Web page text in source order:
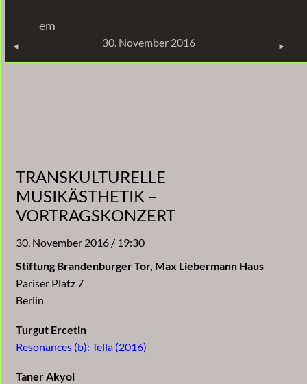
springen
em
30. November 2016
TRANSKULTURELLE
MUSIKÄSTHETIK –
VORTRAGSKONZERT
30. November 2016 / 19:30
Stiftung Brandenburger Tor, Max Liebermann Haus
Pariser Platz 7
Berlin
Turgut Ercetin
Resonances (b): Tella (2016)
Taner Akyol